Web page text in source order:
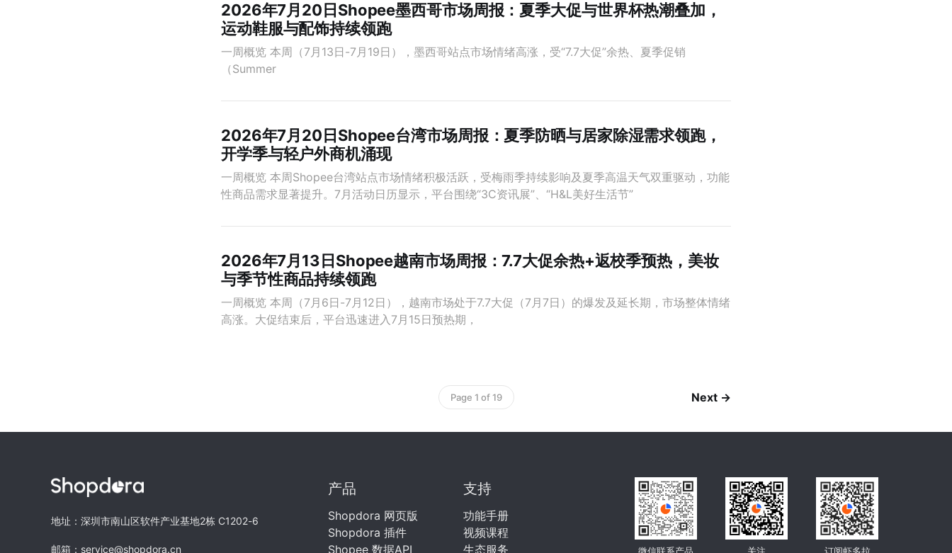
2026年7月20日Shopee墨西哥市场周报：夏季大促与世界杯热潮叠加，
运动鞋服与配饰持续领跑
一周概览 本周（7月13日-7月19日），墨西哥站点市场情绪高涨，受“7.7大促”余热、夏季促销
（Summer
2026年7月20日Shopee台湾市场周报：夏季防晒与居家除湿需求领跑，
开学季与轻户外商机涌现
一周概览 本周Shopee台湾站点市场情绪积极活跃，受梅雨季持续影响及夏季高温天气双重驱动，功能
性商品需求显著提升。7月活动日历显示，平台围绕“3C资讯展”、“H&L美好生活节”
2026年7月13日Shopee越南市场周报：7.7大促余热+返校季预热，美妆
与季节性商品持续领跑
一周概览 本周（7月6日-7月12日），越南市场处于7.7大促（7月7日）的爆发及延长期，市场整体情绪
高涨。大促结束后，平台迅速进入7月15日预热期，
Page 1 of 19 Next →
地址：深圳市南山区软件产业基地2栋 C1202-6
邮箱：service@shopdora.cn
产品
Shopdora 网页版
Shopdora 插件
Shopee 数据API
支持
功能手册
视频课程
生态服务